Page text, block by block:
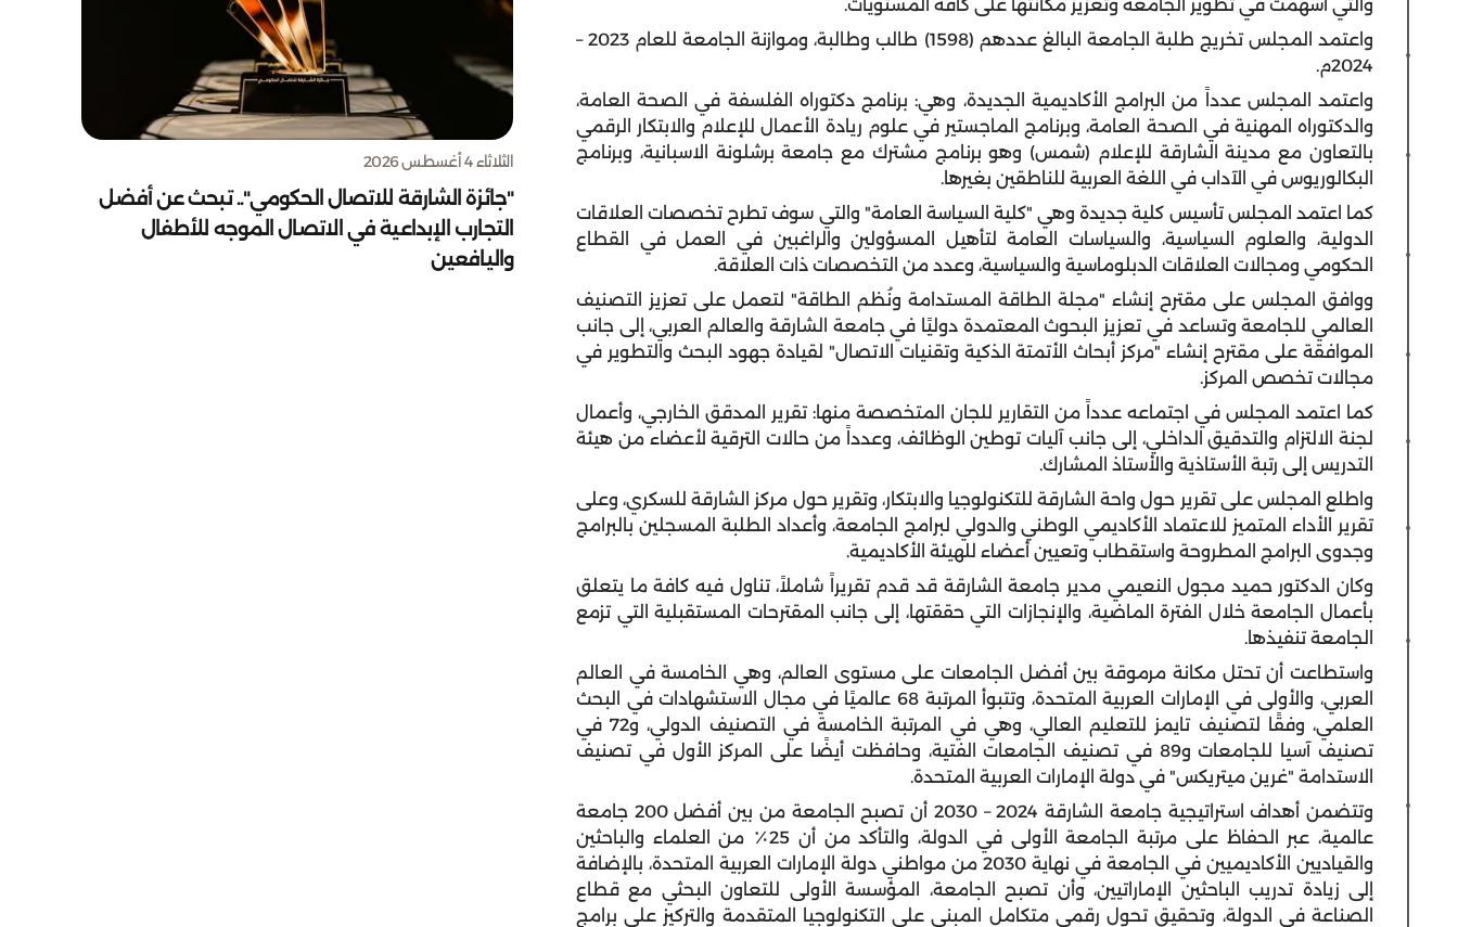
والتي أسهمت في تطوير الجامعة وتعزيز مكانتها على كافة المستويات.
واعتمد المجلس تخريج طلبة الجامعة البالغ عددهم (1598) طالب وطالبة، وموازنة الجامعة للعام 2023 –
2024م.
واعتمد المجلس عدداً من البرامج الأكاديمية الجديدة، وهي: برنامج دكتوراه الفلسفة في الصحة العامة،
والدكتوراه المهنية في الصحة العامة، وبرنامج الماجستير في علوم ريادة الأعمال للإعلام والابتكار الرقمي
بالتعاون مع مدينة الشارقة للإعلام (شمس) وهو برنامج مشترك مع جامعة برشلونة الاسبانية، وبرنامج
البكالوريوس في الآداب في اللغة العربية للناطقين بغيرها.
كما اعتمد المجلس تأسيس كلية جديدة وهي "كلية السياسة العامة" والتي سوف تطرح تخصصات العلاقات
الدولية، والعلوم السياسية، والسياسات العامة لتأهيل المسؤولين والراغبين في العمل في القطاع
الحكومي ومجالات العلاقات الدبلوماسية والسياسية، وعدد من التخصصات ذات العلاقة.
ووافق المجلس على مقترح إنشاء "مجلة الطاقة المستدامة ونُظم الطاقة" لتعمل على تعزيز التصنيف
العالمي للجامعة وتساعد في تعزيز البحوث المعتمدة دوليًا في جامعة الشارقة والعالم العربي، إلى جانب
الموافقة على مقترح إنشاء "مركز أبحاث الأتمتة الذكية وتقنيات الاتصال" لقيادة جهود البحث والتطوير في
مجالات تخصص المركز.
كما اعتمد المجلس في اجتماعه عدداً من التقارير للجان المتخصصة منها: تقرير المدقق الخارجي، وأعمال
لجنة الالتزام والتدقيق الداخلي، إلى جانب آليات توطين الوظائف، وعدداً من حالات الترقية لأعضاء من هيئة
التدريس إلى رتبة الأستاذية والأستاذ المشارك.
واطلع المجلس على تقرير حول واحة الشارقة للتكنولوجيا والابتكار، وتقرير حول مركز الشارقة للسكري، وعلى
تقرير الأداء المتميز للاعتماد الأكاديمي الوطني والدولي لبرامج الجامعة، وأعداد الطلبة المسجلين بالبرامج
وجدوى البرامج المطروحة واستقطاب وتعيين أعضاء للهيئة الأكاديمية.
وكان الدكتور حميد مجول النعيمي مدير جامعة الشارقة قد قدم تقريراً شاملاً، تناول فيه كافة ما يتعلق
بأعمال الجامعة خلال الفترة الماضية، والإنجازات التي حققتها، إلى جانب المقترحات المستقبلية التي تزمع
الجامعة تنفيذها.
واستطاعت أن تحتل مكانة مرموقة بين أفضل الجامعات على مستوى العالم، وهي الخامسة في العالم
العربي، والأولى في الإمارات العربية المتحدة، وتتبوأ المرتبة 68 عالميًا في مجال الاستشهادات في البحث
العلمي، وفقًا لتصنيف تايمز للتعليم العالي، وهي في المرتبة الخامسة في التصنيف الدولي، و72 في
تصنيف آسيا للجامعات و89 في تصنيف الجامعات الفتية، وحافظت أيضًا على المركز الأول في تصنيف
الاستدامة "غرين ميتريكس" في دولة الإمارات العربية المتحدة.
وتتضمن أهداف استراتيجية جامعة الشارقة 2024 – 2030 أن تصبح الجامعة من بين أفضل 200 جامعة
عالمية، عبر الحفاظ على مرتبة الجامعة الأولى في الدولة، والتأكد من أن 25٪ من العلماء والباحثين
والقياديين الأكاديميين في الجامعة في نهاية 2030 من مواطني دولة الإمارات العربية المتحدة، بالإضافة
إلى زيادة تدريب الباحثين الإماراتيين، وأن تصبح الجامعة، المؤسسة الأولى للتعاون البحثي مع قطاع
الصناعة في الدولة، وتحقيق تحول رقمي متكامل المبني على التكنولوجيا المتقدمة والتركيز على برامج
الثلاثاء 4 أغسطس 2026
"جائزة الشارقة للاتصال الحكومي".. تبحث عن أفضل
التجارب الإبداعية في الاتصال الموجه للأطفال
واليافعين